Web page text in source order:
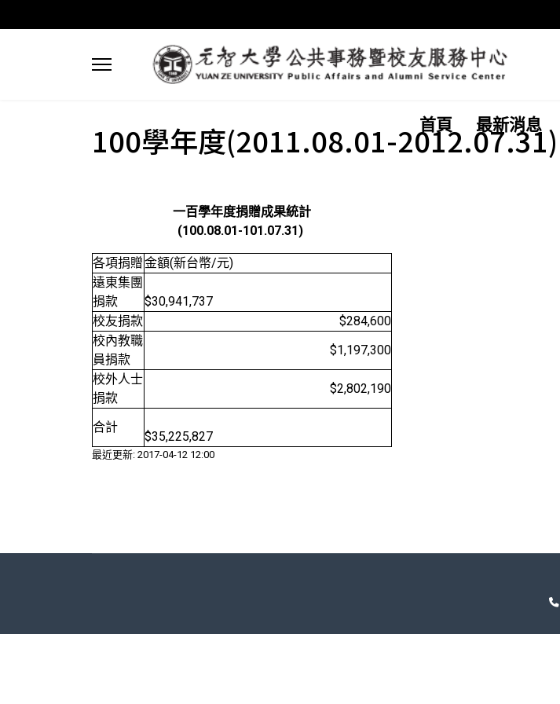
首頁 最新消息
100學年度(2011.08.01-2012.07.31)
一百學年度捐贈成果統計
(100.08.01-101.07.31)
各項捐贈金額(新台幣/元)
遠東集團
捐款
$30,941,737
校友捐款
$284,600
校內教職
員捐款
$1,197,300
校外人士
捐款
$2,802,190
合計
$35,225,827
最近更新: 2017-04-12 12:00